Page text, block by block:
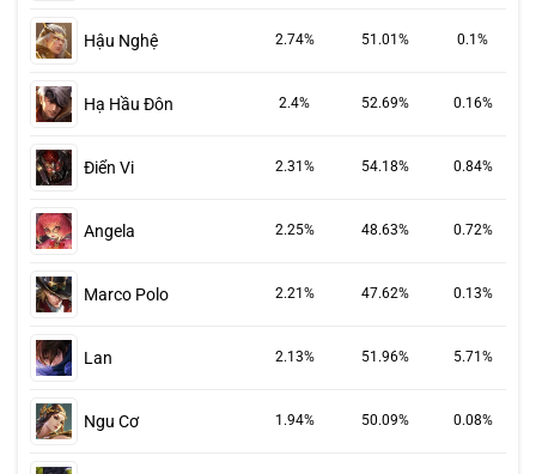
Hậu Nghệ 2.74% 51.01% 0.1%
Hạ Hầu Đôn 2.4% 52.69% 0.16%
Điển Vi 2.31% 54.18% 0.84%
Angela 2.25% 48.63% 0.72%
Marco Polo 2.21% 47.62% 0.13%
Lan 2.13% 51.96% 5.71%
Ngu Cơ 1.94% 50.09% 0.08%